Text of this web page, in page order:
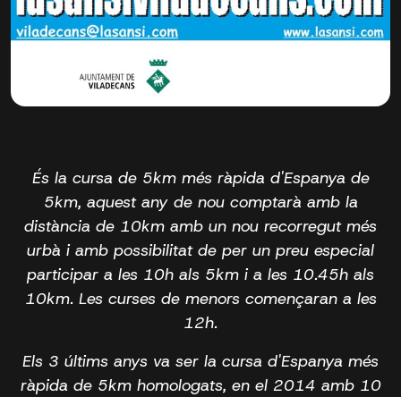
És la cursa de 5km més ràpida d'Espanya de
5km, aquest any de nou comptarà amb la
distància de 10km amb un nou recorregut més
urbà i amb possibilitat de per un preu especial
participar a les 10h als 5km i a les 10.45h als
10km. Les curses de menors començaran a les
12h.
Els 3 últims anys va ser la cursa d'Espanya més
ràpida de 5km homologats, en el 2014 amb 10